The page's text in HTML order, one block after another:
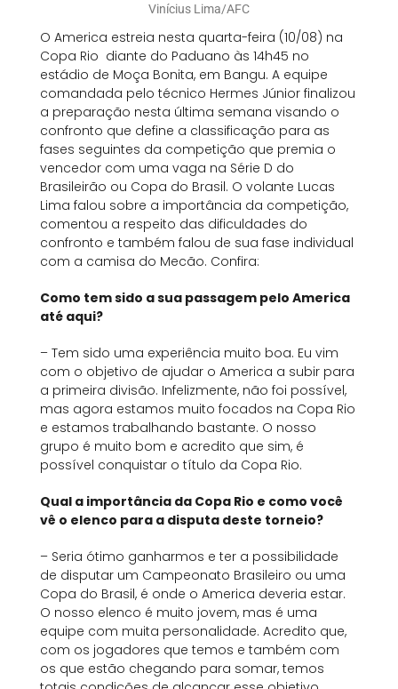
Vinícius Lima/AFC
O America estreia nesta quarta-feira (10/08) na
Copa Rio diante do Paduano às 14h45 no
estádio de Moça Bonita, em Bangu. A equipe
comandada pelo técnico Hermes Júnior finalizou
a preparação nesta última semana visando o
confronto que define a classificação para as
fases seguintes da competição que premia o
vencedor com uma vaga na Série D do
Brasileirão ou Copa do Brasil. O volante Lucas
Lima falou sobre a importância da competição,
comentou a respeito das dificuldades do
confronto e também falou de sua fase individual
com a camisa do Mecão. Confira:
Como tem sido a sua passagem pelo America
até aqui?
– Tem sido uma experiência muito boa. Eu vim
com o objetivo de ajudar o America a subir para
a primeira divisão. Infelizmente, não foi possível,
mas agora estamos muito focados na Copa Rio
e estamos trabalhando bastante. O nosso
grupo é muito bom e acredito que sim, é
possível conquistar o título da Copa Rio.
Qual a importância da Copa Rio e como você
vê o elenco para a disputa deste torneio?
– Seria ótimo ganharmos e ter a possibilidade
de disputar um Campeonato Brasileiro ou uma
Copa do Brasil, é onde o America deveria estar.
O nosso elenco é muito jovem, mas é uma
equipe com muita personalidade. Acredito que,
com os jogadores que temos e também com
os que estão chegando para somar, temos